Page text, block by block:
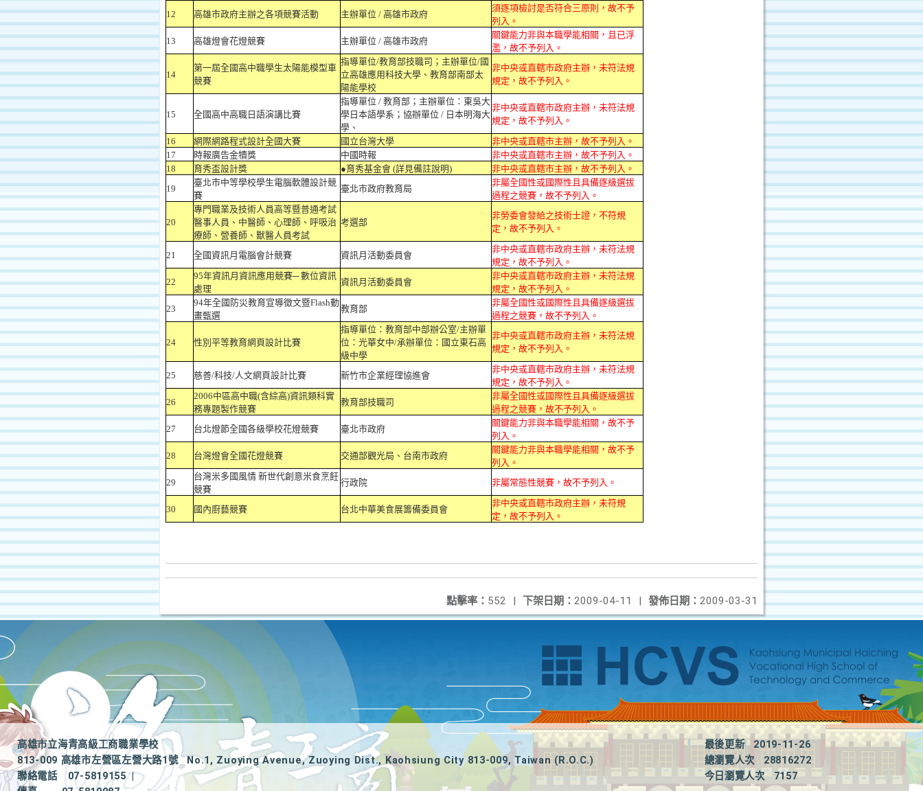
12 高雄市政府主辦之各項競賽活動 主辦單位 / 高雄市政府
須逐項檢討是否符合三原則，故不予
列入。
13
高雄燈會花燈競賽 主辦單位 / 高雄市政府
關鍵能力非與本職學能相關，且已浮
濫，故不予列入。
14
第一屆全國高中職學生太陽能模型車
競賽
指導單位/教育部技職司；主辦單位/國
立高雄應用科技大學、教育部南部太
陽能學校
非中央或直轄市政府主辦，未符法規
規定，故不予列入。
15 全國高中高職日語演講比賽
指導單位 / 教育部；主辦單位：東吳大
學日本語學系；協辦單位 / 日本明海大
學、
非中央或直轄市政府主辦，未符法規
規定，故不予列入。
16
網際網路程式設計全國大賽 國立台灣大學
非中央或直轄市主辦，故不予列入。
17
時報廣告金犢獎 中國時報
非中央或直轄市主辦，故不予列入。
18
育秀盃設計獎 ●育秀基金會 (詳見備註說明)
非中央或直轄市主辦，故不予列入。
19
臺北市中等學校學生電腦軟體設計競
賽
臺北市政府教育局
非屬全國性或國際性且具備逐級選拔
過程之競賽，故不予列入。
20
專門職業及技術人員高等暨普通考試
醫事人員、中醫師、心理師、呼吸治
療師、營養師、獸醫人員考試
考選部
非勞委會發給之技術士證，不符規
定，故不予列入。
21 全國資訊月電腦會計競賽 資訊月活動委員會
非中央或直轄市政府主辦，未符法規
規定，故不予列入。
22
95年資訊月資訊應用競賽─ 數位資訊
處理
資訊月活動委員會
非中央或直轄市政府主辦，未符法規
規定，故不予列入。
23
94年全國防災教育宣導徵文暨Flash動
畫甄選
教育部
非屬全國性或國際性且具備逐級選拔
過程之競賽，故不予列入。
24 性別平等教育網頁設計比賽
指導單位：教育部中部辦公室/主辦單
位：光華女中/承辦單位：國立東石高
級中學
非中央或直轄市政府主辦，未符法規
規定，故不予列入。
25 慈善/科技/人文網頁設計比賽 新竹市企業經理協進會
非中央或直轄市政府主辦，未符法規
規定，故不予列入。
26
2006中區高中職(含綜高)資訊類科實
務專題製作競賽
教育部技職司
非屬全國性或國際性且具備逐級選拔
過程之競賽，故不予列入。
27
台北燈節全國各級學校花燈競賽 臺北市政府
關鍵能力非與本職學能相關，故不予
列入。
28
台灣燈會全國花燈競賽 交通部觀光局、台南市政府
關鍵能力非與本職學能相關，故不予
列入。
29
台灣米多國風情 新世代創意米食烹飪
競賽
行政院 非屬常態性競賽，故不予列入。
30 國內廚藝競賽 台北中華美食展籌備委員會
非中央或直轄市政府主辦，未符規
定，故不予列入。
發佈日期： 2009-03-31
下架日期： 2009-04-11 |
點擊率： 552 |
高雄市立海青高級工商職業學校
813-009 高雄市左營區左營大路1號
No.1, Zuoying Avenue, Zuoying Dist., Kaohsiung City 813-009, Taiwan (R.O.C.)
聯絡電話
07-5819155
|
最後更新
2019-11-26
總瀏覽人次
28816272
今日瀏覽人次
7157